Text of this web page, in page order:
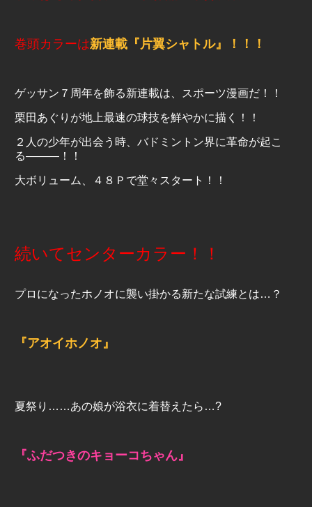
巻頭カラーは新連載『片翼シャトル』！！！
ゲッサン７周年を飾る新連載は、スポーツ漫画だ！！
栗田あぐりが地上最速の球技を鮮やかに描く！！
２人の少年が出会う時、バドミントン界に革命が起こ
る―――！！
大ボリューム、４８Ｐで堂々スタート！！
続いてセンターカラー！！
プロになったホノオに襲い掛かる新たな試練とは…？
『アオイホノオ』
夏祭り……あの娘が浴衣に着替えたら…?
『ふだつきのキョーコちゃん』